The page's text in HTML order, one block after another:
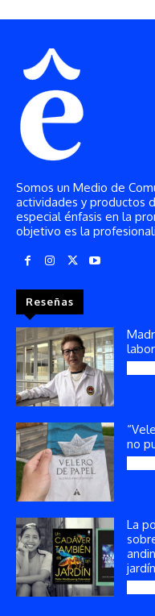
Somos un Medio de
actividades y productos
especial énfasis en la
objetivo es la
Reseñas
no
La